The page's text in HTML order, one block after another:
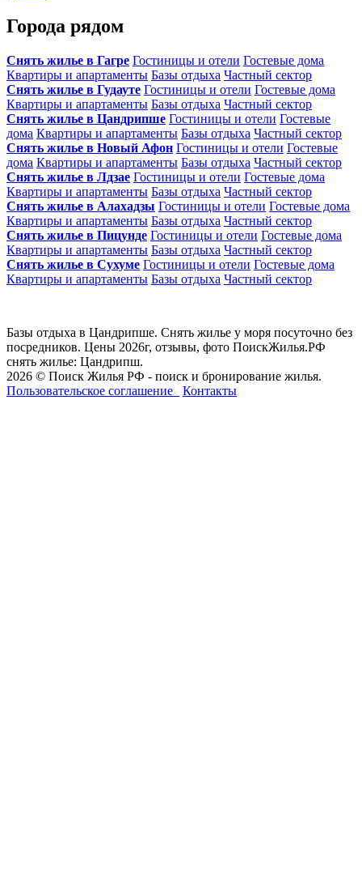
Города рядом
Снять жилье в Гагре Гостиницы и отели Гостевые дома
Квартиры и апартаменты Базы отдыха Частный сектор
Снять жилье в Гудауте Гостиницы и отели Гостевые дома
Квартиры и апартаменты Базы отдыха Частный сектор
Снять жилье в Цандрипше Гостиницы и отели Гостевые
дома Квартиры и апартаменты Базы отдыха Частный сектор
Снять жилье в Новый Афон Гостиницы и отели Гостевые
дома Квартиры и апартаменты Базы отдыха Частный сектор
Снять жилье в Лдзае Гостиницы и отели Гостевые дома
Квартиры и апартаменты Базы отдыха Частный сектор
Снять жилье в Алахадзы Гостиницы и отели Гостевые дома
Квартиры и апартаменты Базы отдыха Частный сектор
Снять жилье в Пицунде Гостиницы и отели Гостевые дома
Квартиры и апартаменты Базы отдыха Частный сектор
Снять жилье в Сухуме Гостиницы и отели Гостевые дома
Квартиры и апартаменты Базы отдыха Частный сектор
Базы отдыха в Цандрипше. Снять жилье у моря посуточно без
посредников. Цены 2026г, отзывы, фото ПоискЖилья.РФ
снять жилье: Цандрипш.
2026 © Поиск Жилья РФ - поиск и бронирование жилья.
Пользовательское соглашение
Контакты